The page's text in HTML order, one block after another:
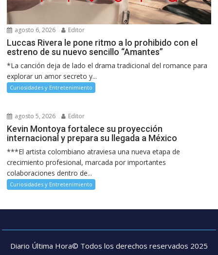
agosto 6, 2026 Editor
Luccas Rivera le pone ritmo a lo prohibido con el
estreno de su nuevo sencillo “Amantes”
*La canción deja de lado el drama tradicional del romance para
explorar un amor secreto y...
Curiosidades y Entretenimiento
agosto 5, 2026 Editor
Kevin Montoya fortalece su proyección
internacional y prepara su llegada a México
***El artista colombiano atraviesa una nueva etapa de
crecimiento profesional, marcada por importantes
colaboraciones dentro de...
Curiosidades y Entretenimiento
Diario Última Hora© Todos los derechos reservados 2025